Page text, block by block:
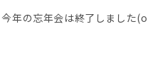
年の忘年会は終了しました(о